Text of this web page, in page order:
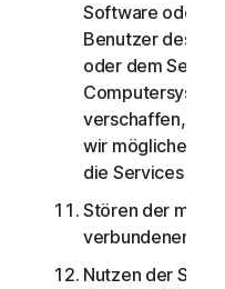
Software oder
Benutzer des
oder dem
verschaffen,
wir
die Services zu
Stören der mit
verbundenen
Nutzen der